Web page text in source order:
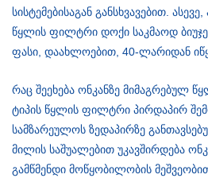
სისტემებისაგან განსხვავებით.
წყლის ფილტრი დოქი საკმაოდ
ფასი, დაახლოებით, 40-ლარიდან
რაც შეეხება ონკანზე მიმაგრებულ
ტიპის წყლის ფილტრი პირდაპირ
სამზარეულოს ზედაპირზე
მილის საშუალებით უკავშირდება
გამწმენდი მოწყობილობის